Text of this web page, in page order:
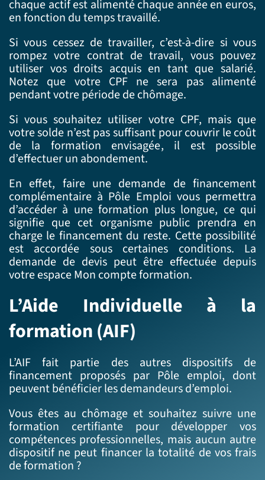
chaque actif est alimenté chaque année en euros,
en fonction du temps travaillé.
Si vous cessez de travailler, c’est-à-dire si vous
rompez votre contrat de travail, vous pouvez
utiliser vos droits acquis en tant que salarié.
Notez que votre CPF ne sera pas alimenté
pendant votre période de chômage.
Si vous souhaitez utiliser votre CPF, mais que
votre solde n’est pas suffisant pour couvrir le coût
de la formation envisagée, il est possible
d’effectuer un abondement.
En effet, faire une demande de financement
complémentaire à Pôle Emploi vous permettra
d’accéder à une formation plus longue, ce qui
signifie que cet organisme public prendra en
charge le financement du reste. Cette possibilité
est accordée sous certaines conditions. La
demande de devis peut être effectuée depuis
votre espace Mon compte formation.
L’Aide Individuelle à la
formation (AIF)
L’AIF fait partie des autres dispositifs de
financement proposés par Pôle emploi, dont
peuvent bénéficier les demandeurs d’emploi.
Vous êtes au chômage et souhaitez suivre une
formation certifiante pour développer vos
compétences professionnelles, mais aucun autre
dispositif ne peut financer la totalité de vos frais
de formation ?